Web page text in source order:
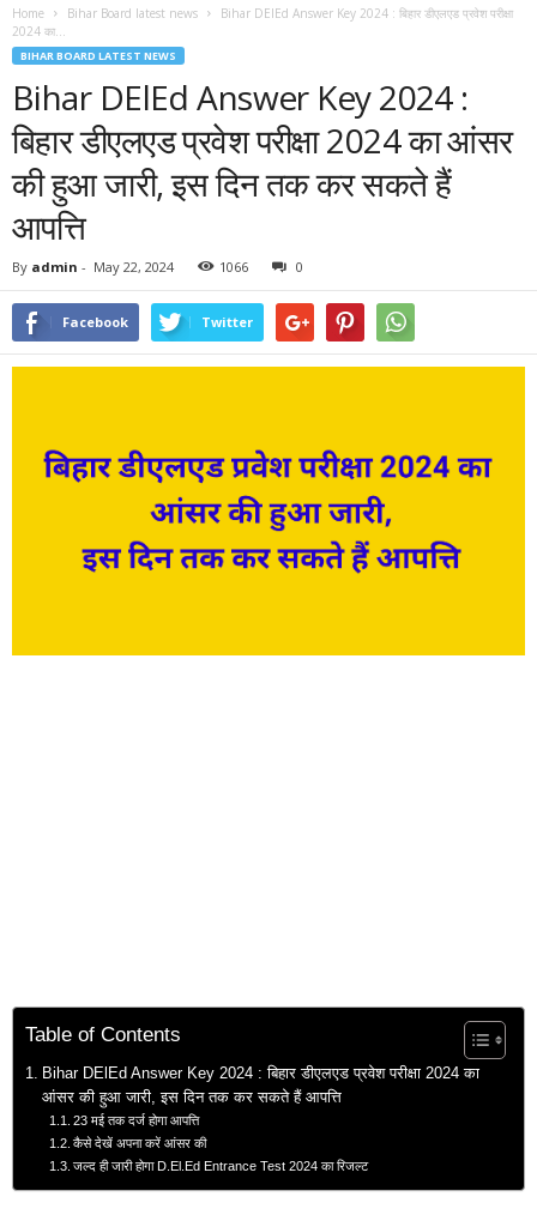
Home Bihar Board latest news
Bihar DElEd Answer Key 2024 : बिहार डीएलएड प्रवेश परीक्षा
2024 का...
BIHAR BOARD LATEST NEWS
Bihar DElEd Answer Key 2024 :
बिहार डीएलएड प्रवेश परीक्षा 2024 का आंसर
की हुआ जारी, इस दिन तक कर सकते हैं
आपत्ति
By admin - May 22, 2024 1066 0
Facebook Twitter
Table of Contents
Bihar DElEd Answer Key 2024 : बिहार डीएलएड प्रवेश परीक्षा 2024 का
आंसर की हुआ जारी, इस दिन तक कर सकते हैं आपत्ति
23 मई तक दर्ज होगा आपत्ति
कैसे देखें अपना करें आंसर की
जल्द ही जारी होगा D.El.Ed Entrance Test 2024 का रिजल्ट